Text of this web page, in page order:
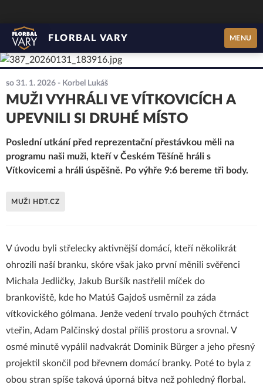
FLORBAL VARY MENU
so 31. 1. 2026 - Korbel Lukáš
MUŽI VYHRÁLI VE VÍTKOVICÍCH A
UPEVNILI SI DRUHÉ MÍSTO
Poslední utkání před reprezentační přestávkou měli na
programu naši muži, kteří v Českém Těšíně hráli s
Vítkovicemi a hráli úspěšně. Po výhře 9:6 bereme tři body.
MUŽI HDT.CZ
V úvodu byli střelecky aktivnější domácí, kteří několikrát
ohrozili naší branku, skóre však jako první měnili svěřenci
Michala Jedličky, Jakub Buršík nastřelil míček do
brankoviště, kde ho Matúš Gajdoš usměrnil za záda
vítkovického gólmana. Jenže vedení trvalo pouhých čtrnáct
vteřin, Adam Palčinský dostal příliš prostoru a srovnal. V
osmé minutě vypálil nadvakrát Dominik Bürger a jeho přesný
projektil skončil pod břevnem domácí branky. Poté to byla z
obou stran spíše taková úporná bitva než pohledný florbal.